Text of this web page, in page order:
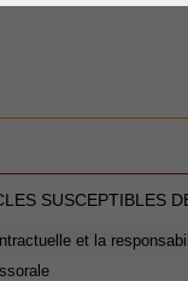
SUSCEPTIBLES
et la